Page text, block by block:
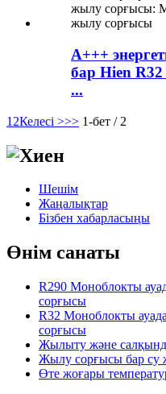
A+++
бар Hien
...
1 2Келесі >>> 1-бет / 2
Шешім
Жаңалықтар
Бізбен хабарласыңы
Өнім санаты
R290 Моноблокты
сорғысы
R32 Моноблокты
сорғысы
Жылыту және
Жылу сорғысы бар
Өте жоғары